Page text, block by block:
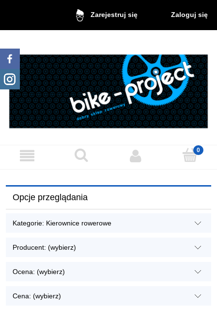
Zarejestruj się Zaloguj się
Opcje przeglądania
Kategorie: Kierownice rowerowe
Producent: (wybierz)
Ocena: (wybierz)
Cena: (wybierz)